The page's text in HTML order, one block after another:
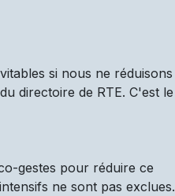
si nous ne réduisons
directoire de RTE. C'est le
gestes pour réduire ce
ne sont pas exclues.